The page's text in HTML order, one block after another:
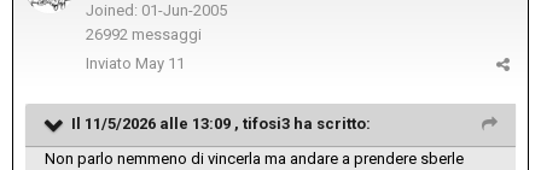
Joined: 01-Jun-2005
26992 messaggi
Inviato May 11
Il 11/5/2026 alle 13:09 , tifosi3 ha scritto:
Non parlo nemmeno di vincerla ma andare a prendere sberle